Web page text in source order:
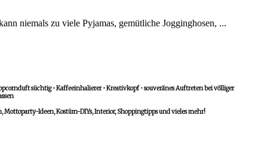
niemals zu viele Pyjamas, gemütliche Jogginghosen, ...
süchtig • Kaffeeinhalierer • Kreativkopf • souveränes Auftreten bei völliger
Ideen, Kostüm-DIYs, Interior, Shoppingtipps und vieles mehr!